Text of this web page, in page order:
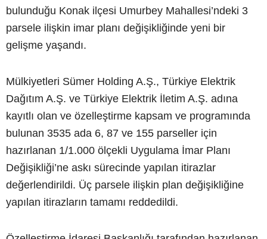
bulunduğu Konak ilçesi Umurbey Mahallesi’ndeki 3
parsele ilişkin imar planı değişikliğinde yeni bir
gelişme yaşandı.
Mülkiyetleri Sümer Holding A.Ş., Türkiye Elektrik
Dağıtım A.Ş. ve Türkiye Elektrik İletim A.Ş. adına
kayıtlı olan ve özelleştirme kapsam ve programında
bulunan 3535 ada 6, 87 ve 155 parseller için
hazırlanan 1/1.000 ölçekli Uygulama İmar Planı
Değişikliği’ne askı sürecinde yapılan itirazlar
değerlendirildi. Üç parsele ilişkin plan değişikliğine
yapılan itirazların tamamı reddedildi.